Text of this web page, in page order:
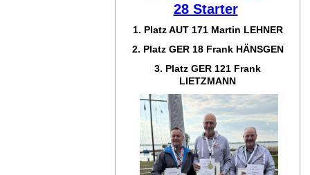
28 Starter
1. Platz AUT 171 Martin LEHNER
2. Platz GER 18 Frank HÄNSGEN
3. Platz GER 121 Frank
LIETZMANN